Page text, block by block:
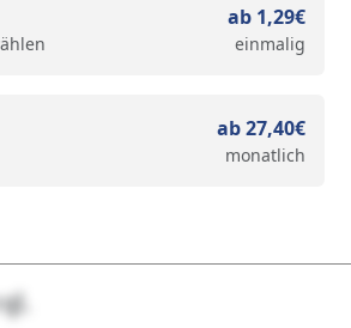
ab 1,29€
einmalig
ab 27,40€
monatlich